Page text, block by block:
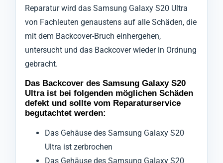
Reparatur wird das Samsung Galaxy S20 Ultra
von Fachleuten genaustens auf alle Schäden, die
mit dem Backcover-Bruch einhergehen,
untersucht und das Backcover wieder in Ordnung
gebracht.
Das Backcover des Samsung Galaxy S20
Ultra ist bei folgenden möglichen Schäden
defekt und sollte vom Reparaturservice
begutachtet werden:
Das Gehäuse des Samsung Galaxy S20
Ultra ist zerbrochen
Das Gehäuse des Samsung Galaxy S20